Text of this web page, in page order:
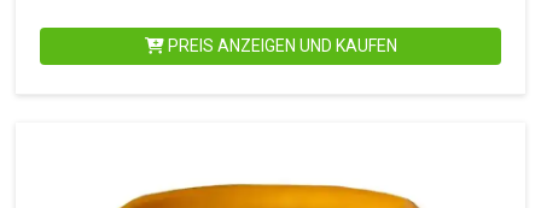
PREIS ANZEIGEN UND KAUFEN